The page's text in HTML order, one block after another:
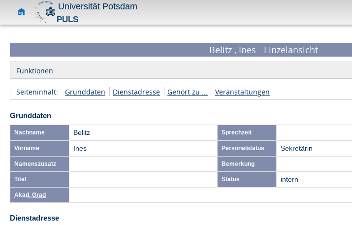
Universität Potsdam
PULS
Belitz , Ines - Einzelansicht
Funktionen:
Seiteninhalt: Grunddaten Dienstadresse Gehört zu ... Veranstaltungen
Grunddaten
Nachname Belitz Sprechzeit
Vorname Ines Personalstatus Sekretärin
Namenszusatz Bemerkung
Titel Status intern
Akad. Grad
Dienstadresse